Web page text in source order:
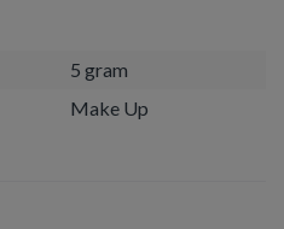
5 gram
Make Up